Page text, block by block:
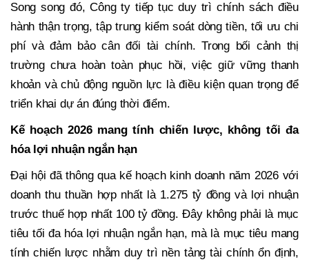
Song song đó, Công ty tiếp tục duy trì chính sách điều
hành thận trọng, tập trung kiểm soát dòng tiền, tối ưu chi
phí và đảm bảo cân đối tài chính. Trong bối cảnh thị
trường chưa hoàn toàn phục hồi, việc giữ vững thanh
khoản và chủ động nguồn lực là điều kiện quan trọng để
triển khai dự án đúng thời điểm.
Kế hoạch 2026 mang tính chiến lược, không tối đa
hóa lợi nhuận ngắn hạn
Đại hội đã thông qua kế hoạch kinh doanh năm 2026 với
doanh thu thuần hợp nhất là 1.275 tỷ đồng và lợi nhuận
trước thuế hợp nhất 100 tỷ đồng. Đây không phải là mục
tiêu tối đa hóa lợi nhuận ngắn hạn, mà là mục tiêu mang
tính chiến lược nhằm duy trì nền tảng tài chính ổn định,